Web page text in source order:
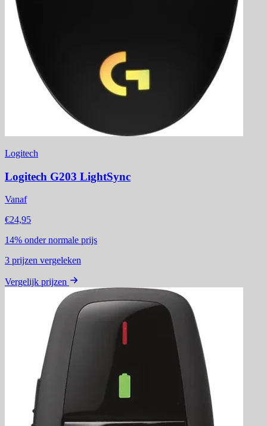
Logitech
Logitech G203 LightSync
Vanaf
€24,95
14% onder normale prijs
3 prijzen vergeleken
Vergelijk prijzen